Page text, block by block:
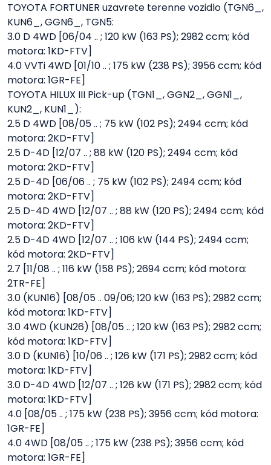
TOYOTA FORTUNER uzavrete terenne vozidlo (TGN6_,
KUN6_, GGN6_, TGN5:
3.0 D 4WD [06/04 .. ; 120 kW (163 PS); 2982 ccm; kód
motora: 1KD-FTV]
4.0 VVTi 4WD [01/10 .. ; 175 kW (238 PS); 3956 ccm; kód
motora: 1GR-FE]
TOYOTA HILUX III Pick-up (TGN1_, GGN2_, GGN1_,
KUN2_, KUN1_):
2.5 D 4WD [08/05 .. ; 75 kW (102 PS); 2494 ccm; kód
motora: 2KD-FTV]
2.5 D-4D [12/07 .. ; 88 kW (120 PS); 2494 ccm; kód
motora: 2KD-FTV]
2.5 D-4D [06/06 .. ; 75 kW (102 PS); 2494 ccm; kód
motora: 2KD-FTV]
2.5 D-4D 4WD [12/07 .. ; 88 kW (120 PS); 2494 ccm; kód
motora: 2KD-FTV]
2.5 D-4D 4WD [12/07 .. ; 106 kW (144 PS); 2494 ccm;
kód motora: 2KD-FTV]
2.7 [11/08 .. ; 116 kW (158 PS); 2694 ccm; kód motora:
2TR-FE]
3.0 (KUN16) [08/05 .. 09/06; 120 kW (163 PS); 2982 ccm;
kód motora: 1KD-FTV]
3.0 4WD (KUN26) [08/05 .. ; 120 kW (163 PS); 2982 ccm;
kód motora: 1KD-FTV]
3.0 D (KUN16) [10/06 .. ; 126 kW (171 PS); 2982 ccm; kód
motora: 1KD-FTV]
3.0 D-4D 4WD [12/07 .. ; 126 kW (171 PS); 2982 ccm; kód
motora: 1KD-FTV]
4.0 [08/05 .. ; 175 kW (238 PS); 3956 ccm; kód motora:
1GR-FE]
4.0 4WD [08/05 .. ; 175 kW (238 PS); 3956 ccm; kód
motora: 1GR-FE]